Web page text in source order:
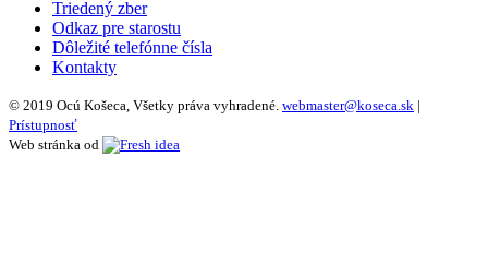
Triedený zber
Odkaz pre starostu
Dôležité telefónne čísla
Kontakty
© 2019 Ocú Košeca, Všetky práva vyhradené. webmaster@koseca.sk |
Prístupnosť
Web stránka od